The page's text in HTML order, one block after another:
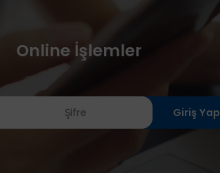
Online İşlemler
Giriş Yap